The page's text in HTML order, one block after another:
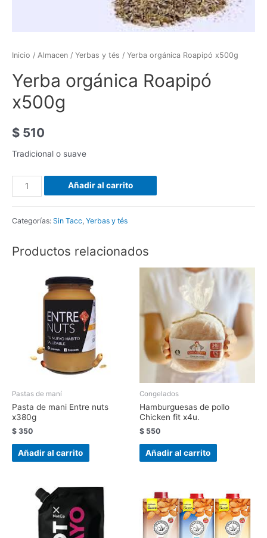
Inicio / Almacen / Yerbas y tés / Yerba orgánica Roapipó x500g
Yerba orgánica Roapipó
x500g
$ 510
Tradicional o suave
Yerba
orgánica
x500g
Añadir al carrito
Categorías: Sin Tacc, Yerbas y tés
Productos relacionados
Pastas de maní
Pasta de mani Entre nuts
x380g
$ 350
Añadir al carrito
Congelados
Hamburguesas de pollo
Chicken fit x4u.
$ 550
Añadir al carrito